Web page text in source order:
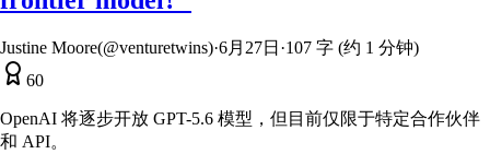
Justine Moore(@venturetwins)·6月27日 ·107 字 (约 1 分钟)
60
OpenAI 将逐步开放 GPT-5.6 模型，但目前仅限于特定合作伙伴
和 API。